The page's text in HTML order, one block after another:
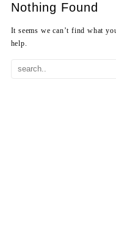
Nothing Found
It seems we can’t find what
help.